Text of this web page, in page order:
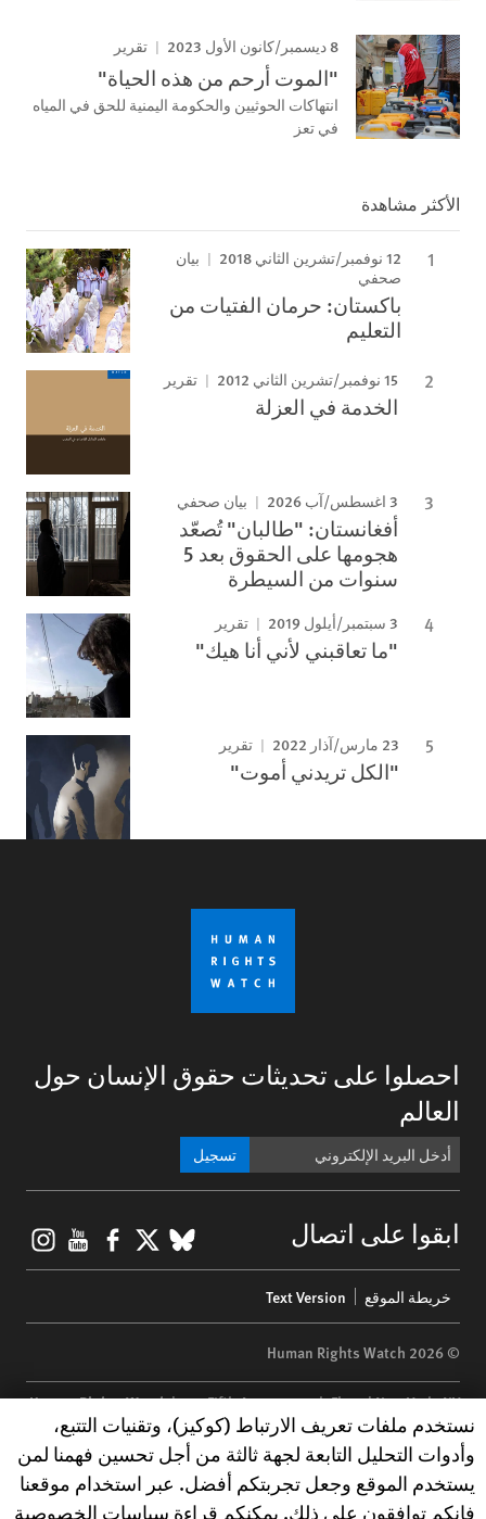
8 ديسمبر/كانون الأول 2023 تقرير
"الموت أرحم من هذه الحياة"
انتهاكات الحوثيين والحكومة اليمنية للحق في المياه
في تعز
الأكثر مشاهدة
12 نوفمبر/تشرين الثاني 2018
بيان
صحفي
باكستان: حرمان الفتيات من
التعليم
15 نوفمبر/تشرين الثاني 2012 تقرير
الخدمة في العزلة
3 اغسطس/آب 2026 بيان صحفي
أفغانستان: "طالبان" تُصعّد
هجومها على الحقوق بعد 5
سنوات من السيطرة
3 سبتمبر/أيلول 2019 تقرير
"ما تعاقبني لأني أنا هيك"
23 مارس/آذار 2022 تقرير
"الكل تريدني أموت"
احصلوا على تحديثات حقوق الإنسان حول
العالم
تسجيل
ابقوا على اتصال BlueSky
X
menu
خريطة الموقع Text Version
© 2026 Human Rights Watch
Human Rights Watch| 350 Fifth Avenue, 34th Floor | New York,NY
10118-3299 USA|t 1.212.290.4700
Human Rights Watchis a 501(C)(3) nonprofit registered in the US
under EIN: 13-2875808
Human Rights Watch cookie preferences
نستخدم ملفات تعريف الارتباط (كوكيز)، وتقنيات التتبع،
وأدوات التحليل التابعة لجهة ثالثة من أجل تحسين فهمنا لمن
يستخدم الموقع وجعل تجربتكم أفضل. عبر استخدام موقعنا
فإنكم توافقون على ذلك. يمكنكم قراءة سياسات الخصوصية